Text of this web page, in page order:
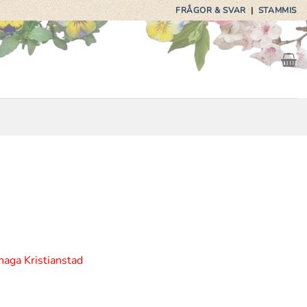
FRÅGOR & SVAR|STAMMIS
Kristianstad